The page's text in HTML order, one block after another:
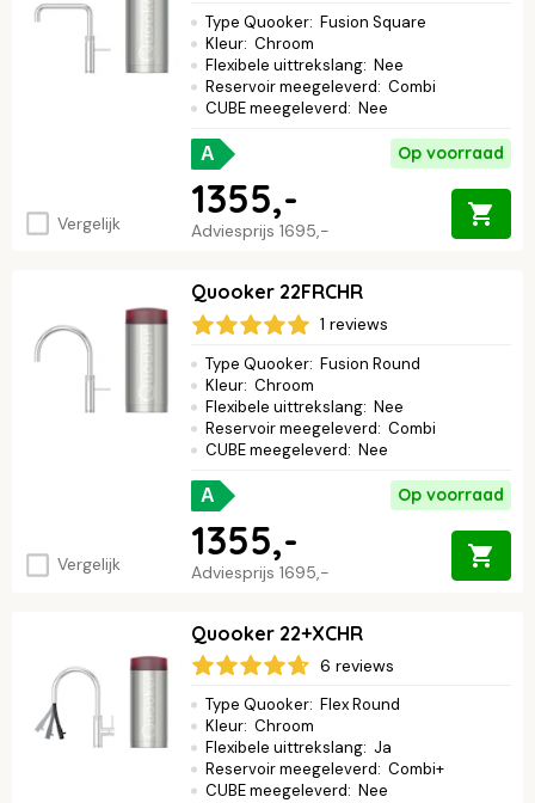
Vergelijk
Type Quooker: Fusion Square
Kleur: Chroom
Flexibele uittrekslang: Nee
Reservoir meegeleverd: Combi
CUBE meegeleverd: Nee
A Op voorraad
Adviesprijs 1695,-
1355,-
Vergelijk
Quooker 22FRCHR
1 reviews
Type Quooker: Fusion Round
Kleur: Chroom
Flexibele uittrekslang: Nee
Reservoir meegeleverd: Combi
CUBE meegeleverd: Nee
A Op voorraad
Adviesprijs 1695,-
1355,-
Quooker 22+XCHR
6 reviews
Type Quooker: Flex Round
Kleur: Chroom
Flexibele uittrekslang: Ja
Reservoir meegeleverd: Combi+
CUBE meegeleverd: Nee